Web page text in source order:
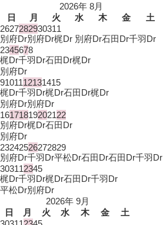
2026年 8月
日
月 火 水 木 金
土
2627282930311
別府Dr別府Dr梶Dr 別府Dr石田Dr千羽Dr
2345678
梶Dr千羽Dr石田Dr梶Dr
別府Dr
9101112131415
梶Dr千羽Dr梶Dr石田Dr梶Dr
別府Dr別府Dr
16171819202122
別府Dr梶Dr石田Dr
別府Dr
23242526272829
別府Dr千羽Dr平松Dr石田Dr石田Dr千羽Dr
303112345
梶Dr千羽Dr梶Dr石田Dr千羽Dr
平松Dr別府Dr
2026年 9月
日
月 火 水 木 金
土